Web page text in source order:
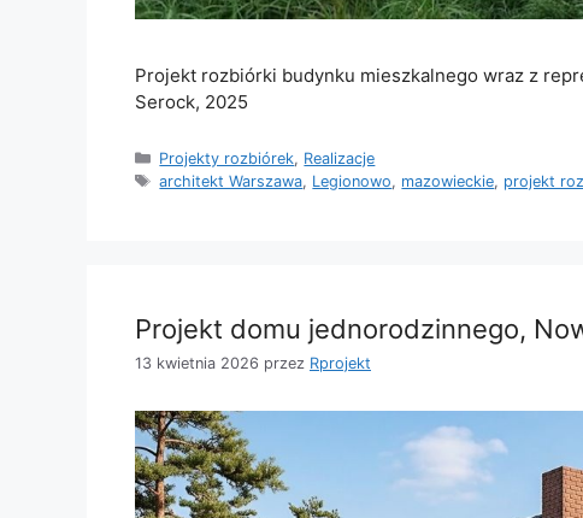
Projekt rozbiórki budynku mieszkalnego wraz z
Serock, 2025
Kategorie
Projekty rozbiórek, Realizacje
Tagi
architekt Warszawa, Legionowo, mazowieckie, projekt
Projekt domu jednorodzinnego,
13 kwietnia 2026 przez Rprojekt